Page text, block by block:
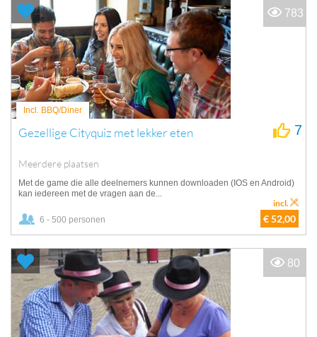
Incl. BBQ/Diner
Gezellige Cityquiz met lekker eten
Meerdere plaatsen
7
Met de game die alle deelnemers kunnen downloaden (IOS en Android)
kan iedereen met de vragen aan de...
6 - 500 personen € 52,00
incl.
783
80